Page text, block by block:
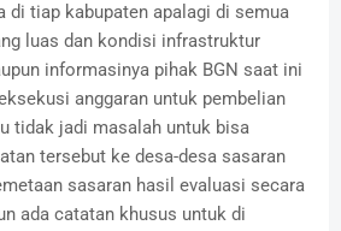
di tiap kabupaten apalagi di semua
luas dan kondisi infrastruktur
informasinya pihak BGN saat ini
anggaran untuk pembelian
tidak jadi masalah untuk bisa
tersebut ke desa-desa sasaran
sasaran hasil evaluasi secara
ada catatan khusus untuk di